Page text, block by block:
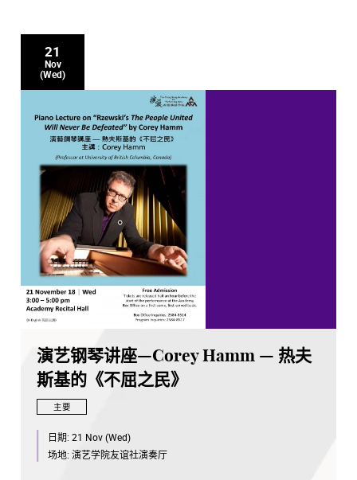
21
Nov
(Wed)
演艺钢琴讲座—Corey Hamm — 热夫
斯基的《不屈之民》
主要
日期: 21 Nov (Wed)
场地: 演艺学院友谊社演奏厅